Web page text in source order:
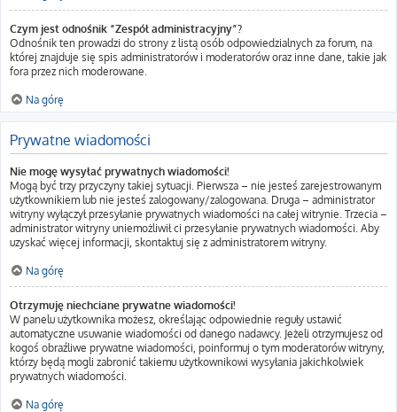
Czym jest odnośnik “Zespół administracyjny”?
Odnośnik ten prowadzi do strony z listą osób odpowiedzialnych za forum, na
której znajduje się spis administratorów i moderatorów oraz inne dane, takie jak
fora przez nich moderowane.
Na górę
Prywatne wiadomości
Nie mogę wysyłać prywatnych wiadomości!
Mogą być trzy przyczyny takiej sytuacji. Pierwsza – nie jesteś zarejestrowanym
użytkownikiem lub nie jesteś zalogowany/zalogowana. Druga – administrator
witryny wyłączył przesyłanie prywatnych wiadomości na całej witrynie. Trzecia –
administrator witryny uniemożliwił ci przesyłanie prywatnych wiadomości. Aby
uzyskać więcej informacji, skontaktuj się z administratorem witryny.
Na górę
Otrzymuję niechciane prywatne wiadomości!
W panelu użytkownika możesz, określając odpowiednie reguły ustawić
automatyczne usuwanie wiadomości od danego nadawcy. Jeżeli otrzymujesz od
kogoś obraźliwe prywatne wiadomości, poinformuj o tym moderatorów witryny,
którzy będą mogli zabronić takiemu użytkownikowi wysyłania jakichkolwiek
prywatnych wiadomości.
Na górę